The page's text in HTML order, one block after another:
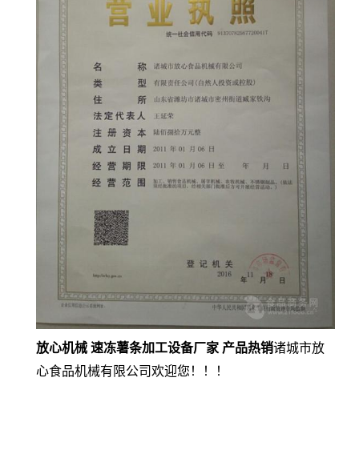
放心机械 速冻薯条加工设备厂家 产品热销诸城市放
心食品机械有限公司欢迎您！！！